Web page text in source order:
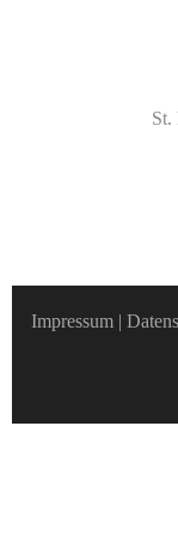
St.
Impressum |